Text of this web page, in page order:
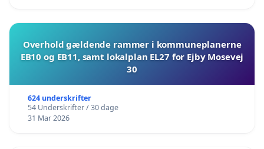
Overhold gældende rammer i kommuneplanerne
EB10 og EB11, samt lokalplan EL27 for Ejby Mosevej
30
624 underskrifter
54 Underskrifter / 30 dage
31 Mar 2026